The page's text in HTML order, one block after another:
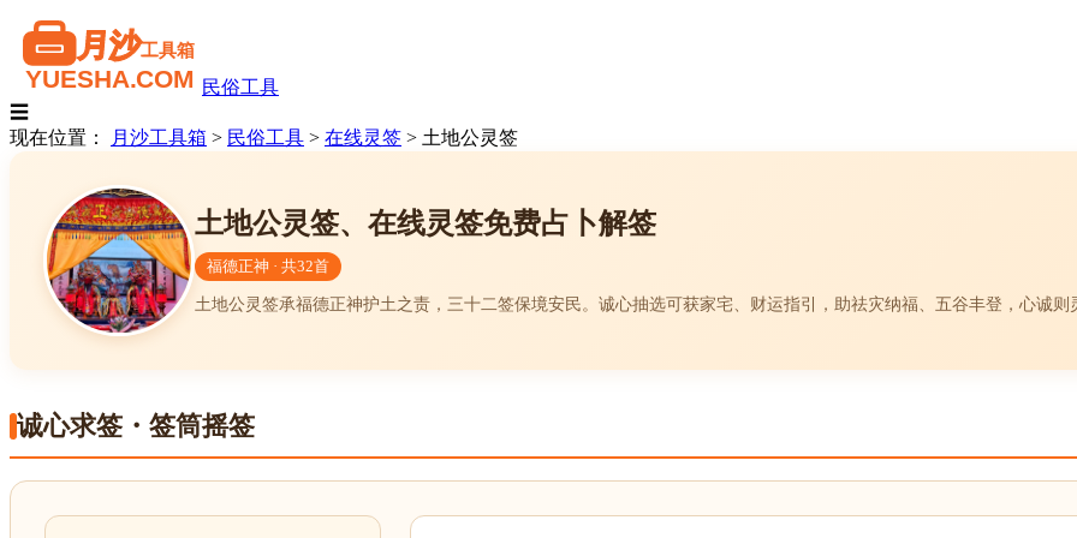
民俗工具
☰
现在位置：
月沙工具箱 > 民俗工具 > 在线灵签 > 土地公灵签
土地公灵签、在线灵签免费占卜解签
福德正神 · 共32首
土地公灵签承福德正神护土之责，三十二签保境安民。诚心抽选可获家宅、财运指引，助祛灾纳福、五谷丰登，心诚则
诚心求签・签筒摇签